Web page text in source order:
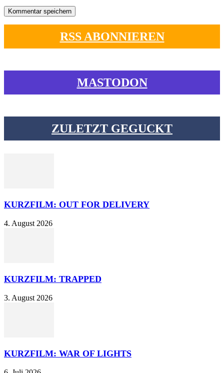
RSS ABONNIEREN
MASTODON
ZULETZT GEGUCKT
KURZFILM: OUT FOR DELIVERY
4. August 2026
KURZFILM: TRAPPED
3. August 2026
KURZFILM: WAR OF LIGHTS